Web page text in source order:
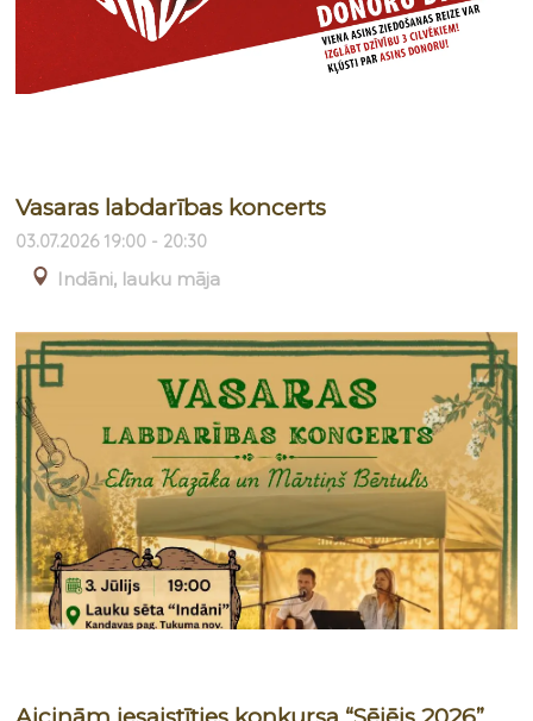
Vasaras labdarības koncerts
03.07.2026 19:00 - 20:30
Indāni, lauku māja